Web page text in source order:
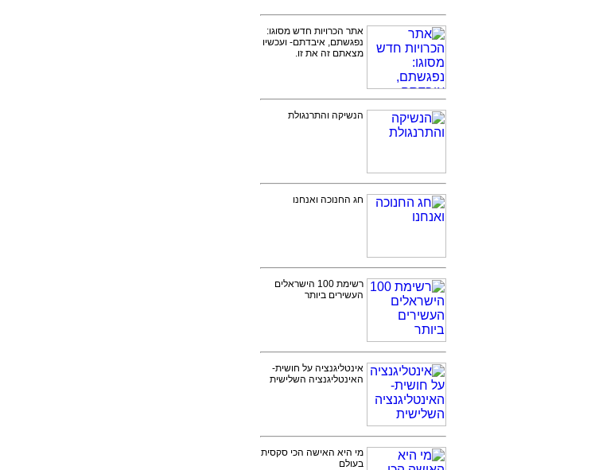
אתר הכרויות חדש מסוגו:
נפגשתם, איבדתם- ועכשיו
מצאתם זה את זו.
הנשיקה והתרנגולת
חג החנוכה ואנחנו
רשימת 100 הישראלים
העשירים ביותר
אינטליגנציה על חושית-
האינטליגנציה השלישית
מי היא האישה הכי סקסית
בעולם